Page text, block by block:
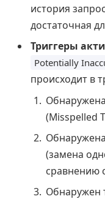
история
достаточная
Триггеры
Potentially
происходит в
(Misspelled
(замена
сравнению
Обнаружен